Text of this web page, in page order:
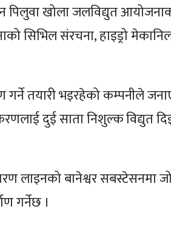
पिलुवा खोला जलविद्युत
सिभिल संरचना, हाइड्रो
तयारी भइरहेको कम्पनीले
दुई साता निशुल्क विद्युत
लाइनको बानेश्वर
गर्नेछ ।